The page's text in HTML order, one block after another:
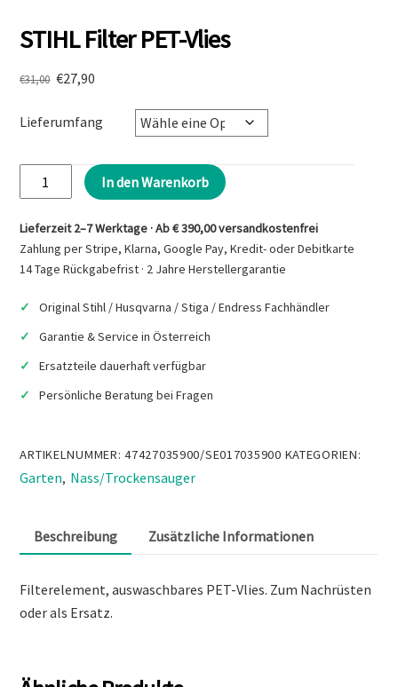
STIHL Filter PET-Vlies
€31,00 Ursprünglicher
war:
€27,90
ist:
€27,90.
Lieferumfang
STIHL
Filter
PET-
Vlies
Menge
In den Warenkorb
Lieferzeit 2–7 Werktage · Ab € 390,00 versandkostenfrei
Zahlung per Stripe, Klarna, Google Pay, Kredit- oder Debitkarte
14 Tage Rückgabefrist · 2 Jahre Herstellergarantie
Original Stihl / Husqvarna / Stiga / Endress Fachhändler
Garantie & Service in Österreich
Ersatzteile dauerhaft verfügbar
Persönliche Beratung bei Fragen
ARTIKELNUMMER:47427035900/SE017035900 KATEGORIEN:
Garten, Nass/Trockensauger
Beschreibung Zusätzliche Informationen
Filterelement, auswaschbares PET-Vlies. Zum Nachrüsten
oder als Ersatz.